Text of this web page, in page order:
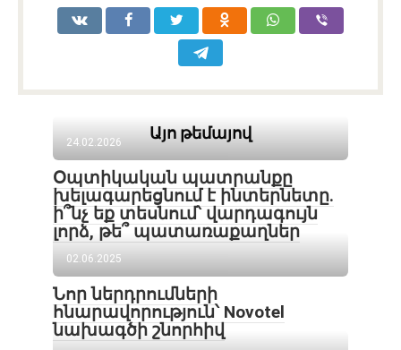
Այո թեմայով
24.02.2026
Օպտիկական պատրանքը
խելագարեցնում է ինտերնետը.
ի՞նչ եք տեսնում՝ վարդագույն
լորձ, թե՞ պատառաքաղներ
02.06.2025
Նոր ներդրումների
հնարավորություն՝ Novotel
նախագծի շնորհիվ